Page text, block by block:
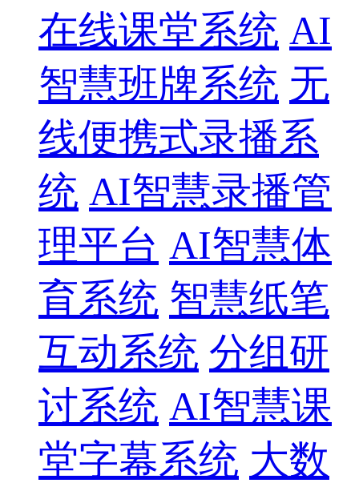
在线课堂系统 AI
智慧班牌系统 无
线便携式录播系
统 AI智慧录播管
理平台 AI智慧体
育系统 智慧纸笔
互动系统 分组研
讨系统 AI智慧课
堂字幕系统 大数